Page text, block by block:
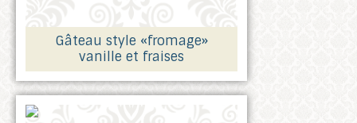
Gâteau style «fromage»
vanille et fraises